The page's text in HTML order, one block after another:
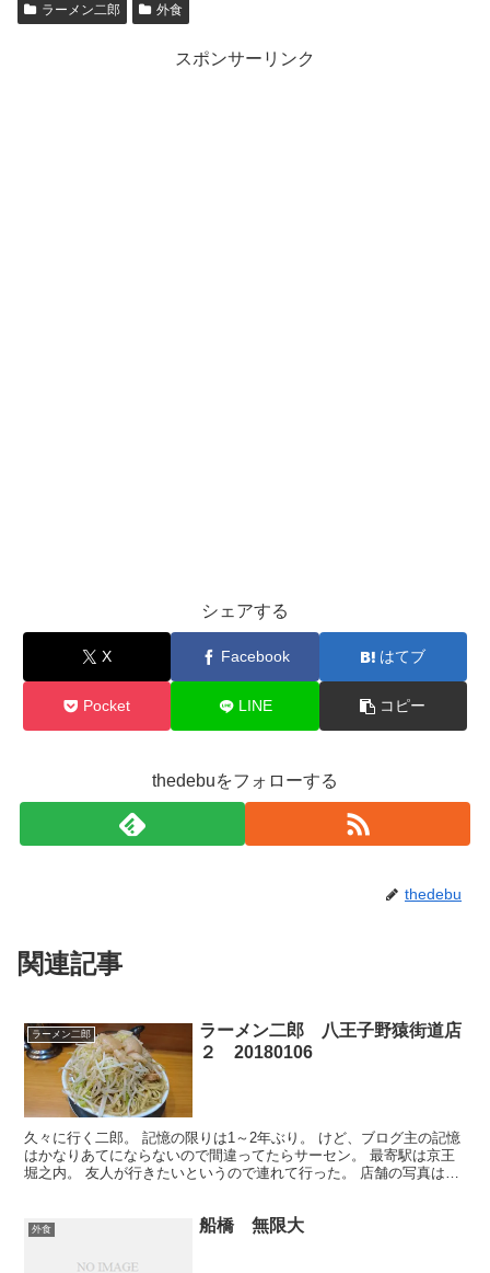
ラーメン二郎 外食
スポンサーリンク
シェアする
X Facebook はてブ
Pocket LINE コピー
thedebuをフォローする
thedebu
関連記事
ラーメン二郎
ラーメン二郎 八王子野猿街道店
２ 20180106
久々に行く二郎。 記憶の限りは1～2年ぶり。 けど、ブログ主の記憶
はかなりあてにならないので間違ってたらサーセン。 最寄駅は京王
堀之内。 友人が行きたいというので連れて行った。 店舗の写真は撮
外食 船橋 無限大